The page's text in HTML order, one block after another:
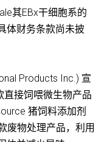
其EBx干细胞系的
体财务条款尚未披
Products Inc.) 宣
直接饲喂微生物产品
猪饲料添加剂
废物处理产品，利用